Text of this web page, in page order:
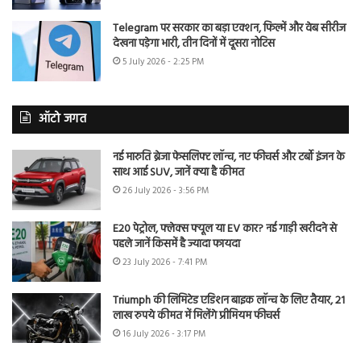
Telegram पर सरकार का बड़ा एक्शन, फिल्में और वेब सीरीज
देखना पड़ेगा भारी, तीन दिनों में दूसरा नोटिस
5 July 2026 - 2:25 PM
ऑटो जगत
नई मारुति ब्रेजा फेसलिफ्ट लॉन्च, नए फीचर्स और टर्बो इंजन के
साथ आई SUV, जानें क्या है कीमत
26 July 2026 - 3:56 PM
E20 पेट्रोल, फ्लेक्स फ्यूल या EV कार? नई गाड़ी खरीदने से
पहले जानें किसमें है ज्यादा फायदा
23 July 2026 - 7:41 PM
Triumph की लिमिटेड एडिशन बाइक लॉन्च के लिए तैयार, 21
लाख रुपये कीमत में मिलेंगे प्रीमियम फीचर्स
16 July 2026 - 3:17 PM